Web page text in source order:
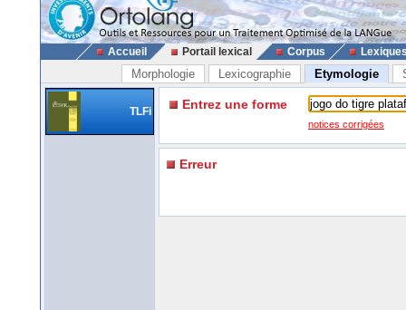
Accueil Portail lexical Corpus
Morphologie Lexicographie Etymologie
TLFi Entrez une forme
notices corrigées
Erreur